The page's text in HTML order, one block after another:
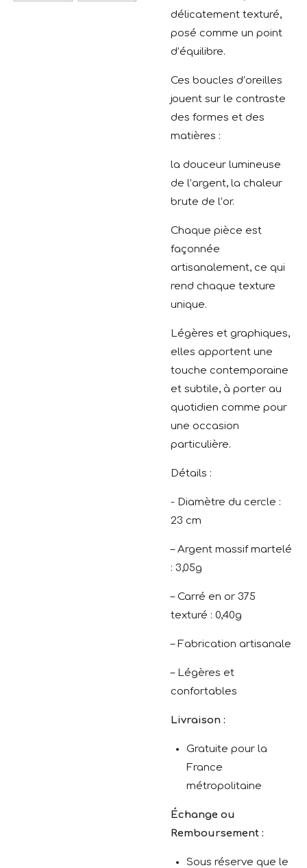
délicatement texturé,
posé comme un point
d’équilibre.
Ces boucles d’oreilles
jouent sur le contraste
des formes et des
matières :
la douceur lumineuse
de l’argent, la chaleur
brute de l’or.
Chaque pièce est
façonnée
artisanalement, ce qui
rend chaque texture
unique.
Légères et graphiques,
elles apportent une
touche contemporaine
et subtile, à porter au
quotidien comme pour
une occasion
particulière.
Détails :
- Diamètre du cercle :
23 cm
– Argent massif martelé
: 3,05g
– Carré en or 375
texturé : 0,40g
– Fabrication artisanale
– Légères et
confortables
Livraison :
Gratuite pour la
France
métropolitaine
Échange ou
Remboursement :
Sous réserve que le